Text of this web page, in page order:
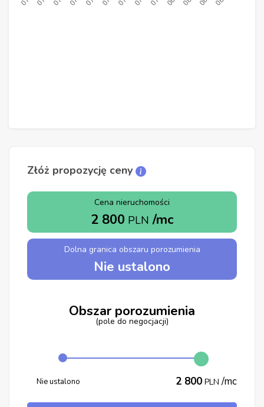
Złóż propozycję ceny
Cena nieruchomości
2 800 PLN /mc
Dolna granica obszaru porozumienia
Nie ustalono
Obszar porozumienia
(pole do negocjacji)
Nie ustalono 2 800 PLN /mc